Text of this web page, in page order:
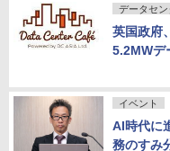
データセン
英国政府
5.2MWデ
イベント
AI時代に
務のすみ